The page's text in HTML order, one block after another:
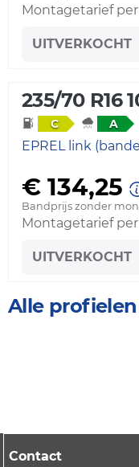
Montagetarief
UITVERKOCHT
235/70 R16
C A
EPREL link
€ 134,25
Bandprijs zonder
Montagetarief
UITVERKOCHT
Alle profielen
Contact